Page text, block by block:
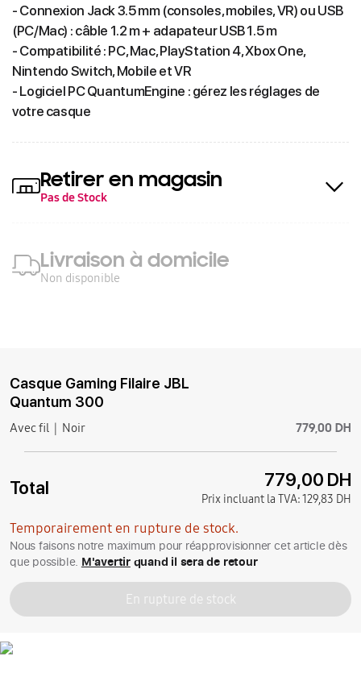
- Connexion Jack 3.5 mm (consoles, mobiles, VR) ou USB
(PC/Mac) : câble 1.2 m + adapateur USB 1.5 m
- Compatibilité : PC, Mac, PlayStation 4, Xbox One,
Nintendo Switch, Mobile et VR
- Logiciel PC QuantumEngine : gérez les réglages de
votre casque
Retirer en magasin
Pas de Stock
Livraison à domicile
Non disponible
Casque Gaming Filaire JBL
Quantum 300
Avec fil Noir 779,00 DH
Total 779,00 DH
Prix incluant la TVA:129,83 DH
Temporairement en rupture de stock.
Nous faisons notre maximum pour réapprovisionner cet article dès
que possible. M'avertirquand il sera de retour
En rupture de stock